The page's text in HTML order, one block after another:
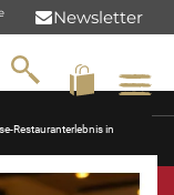
Newsletter
Restauranterlebnis in